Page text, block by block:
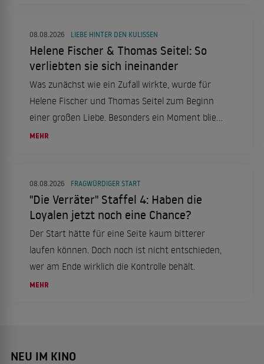
08.08.2026 LIEBE HINTER DEN KULISSEN
Helene Fischer & Thomas Seitel: So
verliebten sie sich ineinander
Was zunächst wie ein Zufall wirkte, wurde für
Helene Fischer und Thomas Seitel zum Beginn
einer großen Liebe. Besonders ein Moment blieb
ihm bis heute im Herzen.
MEHR
08.08.2026 FRAGWÜRDIGER START
"Die Verräter" Staffel 4: Haben die
Loyalen jetzt noch eine Chance?
Der Start hätte für eine Seite kaum bitterer
laufen können. Doch noch ist nicht entschieden,
wer am Ende wirklich die Kontrolle behält.
MEHR
NEU IM KINO